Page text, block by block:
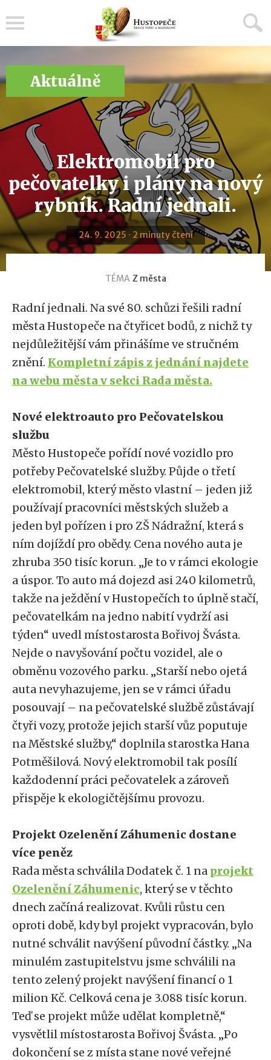
Aktuálně
Elektromobil pro
pečovatelky i plány na nový
rybník. Radní jednali.
24. 9. 2025 · 2 minuty čtení
TÉMA Z města
Radní jednali. Na své 80. schůzi řešili radní
města Hustopeče na čtyřicet bodů, z nichž ty
nejdůležitější vám přinášíme ve stručném
znění. Kompletní zápis z jednání najdete
na webu města v sekci Rada města.
Nové elektroauto pro Pečovatelskou
službu
Město Hustopeče pořídí nové vozidlo pro
potřeby Pečovatelské služby. Půjde o třetí
elektromobil, který město vlastní – jeden již
používají pracovníci městských služeb a
jeden byl pořízen i pro ZŠ Nádražní, která s
ním dojíždí pro obědy. Cena nového auta je
zhruba 350 tisíc korun. „Je to v rámci ekologie
a úspor. To auto má dojezd asi 240 kilometrů,
takže na ježdění v Hustopečích to úplně stačí,
pečovatelkám na jedno nabití vydrží asi
týden“ uvedl místostarosta Bořivoj Švásta.
Nejde o navyšování počtu vozidel, ale o
obměnu vozového parku. „Starší nebo ojetá
auta nevyhazujeme, jen se v rámci úřadu
posouvají – na pečovatelské službě zůstávají
čtyři vozy, protože jejich starší vůz poputuje
na Městské služby,“ doplnila starostka Hana
Potměšilová. Nový elektromobil tak posílí
každodenní práci pečovatelek a zároveň
přispěje k ekologičtějšímu provozu.
Projekt Ozelenění Záhumenic dostane
více peněz
Rada města schválila Dodatek č. 1 na projekt
Ozelenění Záhumenic, který se v těchto
dnech začíná realizovat. Kvůli růstu cen
oproti době, kdy byl projekt vypracován, bylo
nutné schválit navýšení původní částky. „Na
minulém zastupitelstvu jsme schválili na
tento zelený projekt navýšení financí o 1
milion Kč. Celková cena je 3.088 tisíc korun.
Teď se projekt může udělat kompletně,“
vysvětlil místostarosta Bořivoj Švásta. „Po
dokončení se z místa stane nové veřejné